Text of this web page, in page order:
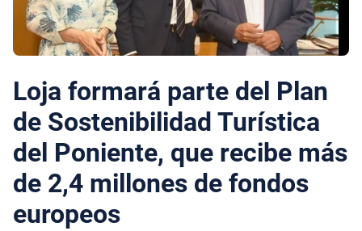
Loja formará parte del Plan
de Sostenibilidad Turística
del Poniente, que recibe más
de 2,4 millones de fondos
europeos